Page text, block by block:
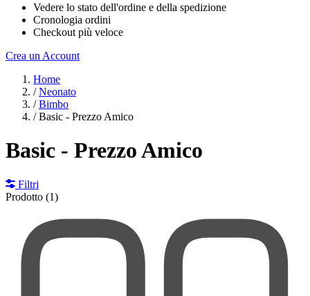
Vedere lo stato dell'ordine e della spedizione
Cronologia ordini
Checkout più veloce
Crea un Account
Home
/ Neonato
/ Bimbo
/ Basic - Prezzo Amico
Basic - Prezzo Amico
Filtri
Prodotto (1)